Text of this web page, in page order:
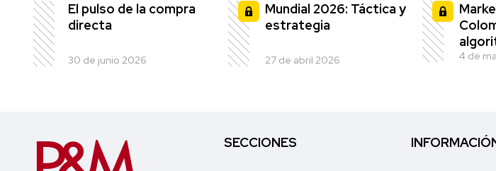
El pulso de la compra
directa
30 de junio 2026
Mundial 2026: Táctica y
estrategia
27 de abril 2026 4 de
SECCIONES